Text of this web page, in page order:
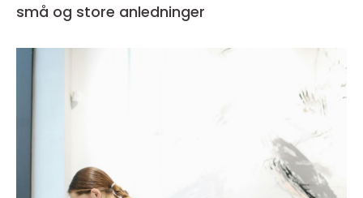
små og store anledninger